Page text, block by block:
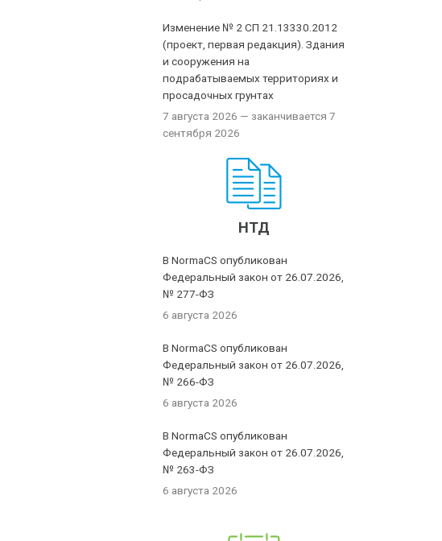
Изменение № 2 СП 21.13330.2012
(проект, первая редакция). Здания
и сооружения на
подрабатываемых территориях и
просадочных грунтах
7 августа 2026 — заканчивается 7
сентября 2026
НТД
В NormaCS опубликован
Федеральный закон от 26.07.2026,
№ 277-ФЗ
6 августа 2026
В NormaCS опубликован
Федеральный закон от 26.07.2026,
№ 266-ФЗ
6 августа 2026
В NormaCS опубликован
Федеральный закон от 26.07.2026,
№ 263-ФЗ
6 августа 2026